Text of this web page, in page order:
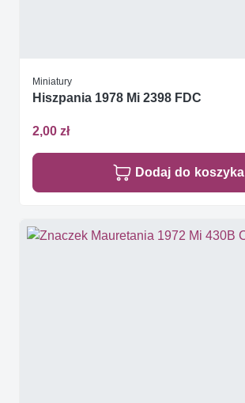
Miniatury
Hiszpania 1978 Mi 2398 FDC
2,00 zł
Dodaj do koszyka